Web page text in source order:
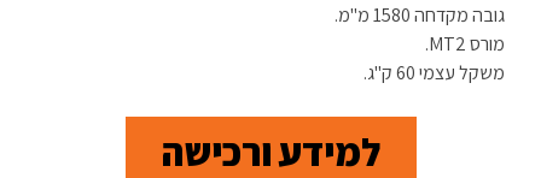
גובה מקדחה 1580 מ"מ.
מורס MT2.
משקל עצמי 60 ק"ג.
למידע ורכישה